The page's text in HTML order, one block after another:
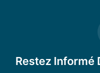
Restez Informé